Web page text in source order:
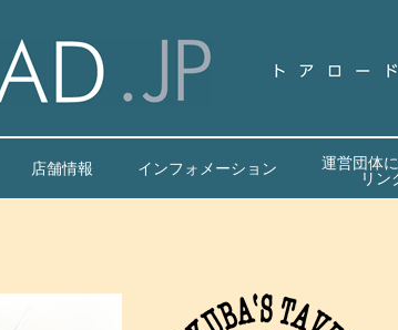
店舗情報 インフォメーション
運営団体
リン